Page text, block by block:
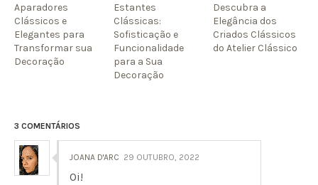
Aparadores
Clássicos e
Elegantes para
Transformar sua
Decoração
Estantes
Clássicas:
Sofisticação e
Funcionalidade
para a Sua
Decoração
Descubra a
Elegância dos
Criados Clássicos
do Atelier Clássico
3 COMENTÁRIOS
JOANA D'ARC 29 OUTUBRO, 2022
Oi!